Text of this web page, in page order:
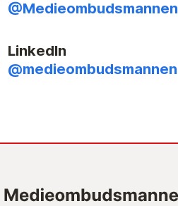
@Medieombudsmannen
LinkedIn
@medieombudsmannen